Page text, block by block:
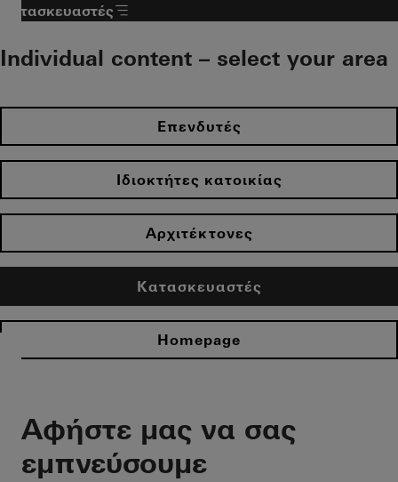
Κατασκευαστές
Individual content – select your area
Επενδυτές
Ιδιοκτήτες κατοικίας
Αρχιτέκτονες
Κατασκευαστές
Homepage
Αφήστε μας να σας
εμπνεύσουμε